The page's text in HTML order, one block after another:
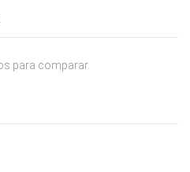
para comparar.